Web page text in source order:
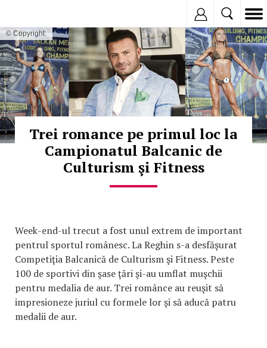
© Copyright:
Trei romance pe primul loc la
Campionatul Balcanic de
Culturism şi Fitness
Week-end-ul trecut a fost unul extrem de important
pentrul sportul românesc. La Reghin s-a desfăşurat
Competiţia Balcanică de Culturism şi Fitness. Peste
100 de sportivi din şase ţări şi-au umflat muşchii
pentru medalia de aur. Trei românce au reuşit să
impresioneze juriul cu formele lor şi să aducă patru
medalii de aur.